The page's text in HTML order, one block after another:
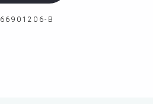
66901206-B